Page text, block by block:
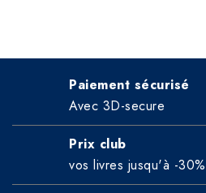
Paiement sécurisé
Avec 3D-secure
Prix club
vos livres jusqu'à -30%